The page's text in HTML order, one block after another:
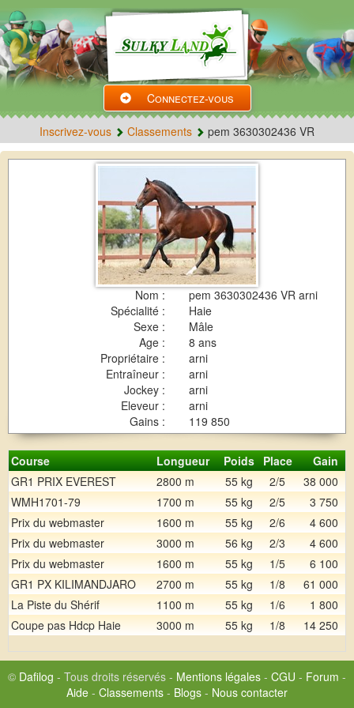
Connectez-vous
Inscrivez-vous Classements pem 3630302436 VR
Nom :
pem 3630302436 VR arni
Spécialité :
Haie
Sexe :
Mâle
Age :
8 ans
Propriétaire :
arni
Entraîneur :
arni
Jockey :
arni
Eleveur :
arni
Gains :
119 850
Course Longueur Poids Place
Gain
GR1 PRIX EVEREST
2800 m 55 kg 2/5 38 000
WMH1701-79
1700 m 55 kg 2/5 3 750
Prix du webmaster
1600 m 55 kg 2/6 4 600
Prix du webmaster
3000 m 56 kg 2/3 4 600
Prix du webmaster
1600 m 55 kg 1/5 6 100
GR1 PX KILIMANDJARO
2700 m 55 kg 1/8 61 000
La Piste du Shérif
1100 m 55 kg 1/6 1 800
Coupe pas Hdcp Haie
3000 m 55 kg 1/8 14 250
© Dafilog - Tous droits réservés - Mentions légales - CGU - Forum -
Aide - Classements - Blogs - Nous contacter